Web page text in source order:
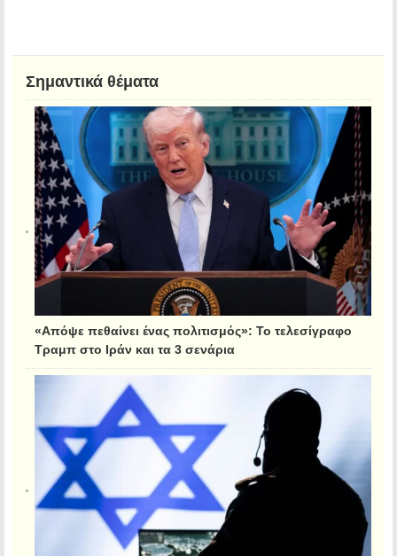
Σημαντικά θέματα
«Απόψε πεθαίνει ένας πολιτισμός»: Το τελεσίγραφο
Τραμπ στο Ιράν και τα 3 σενάρια